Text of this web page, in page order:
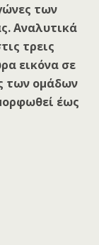
των
Αναλυτικά
τρεις
εικόνα σε
των ομάδων
έως